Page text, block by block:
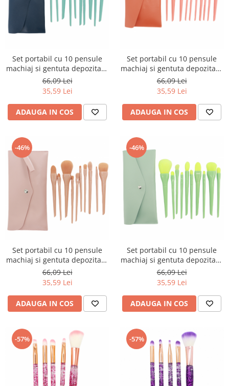
Set portabil cu 10 pensule
machiaj si gentuta depozitare
SL-5046bleumarin
66,09 Lei
35,59 Lei
ADAUGA IN COS
Set portabil cu 10 pensule
machiaj si gentuta depozitare
SL-5046portocaliu
66,09 Lei
35,59 Lei
ADAUGA IN COS
-46%
Set portabil cu 10 pensule
machiaj si gentuta depozitare
SL-5046roz
66,09 Lei
35,59 Lei
ADAUGA IN COS
-46%
Set portabil cu 10 pensule
machiaj si gentuta depozitare
SL-5046verde
66,09 Lei
35,59 Lei
ADAUGA IN COS
-57% -57%